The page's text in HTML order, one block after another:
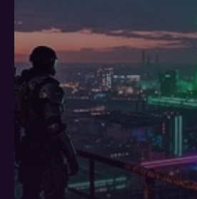
i
v
e